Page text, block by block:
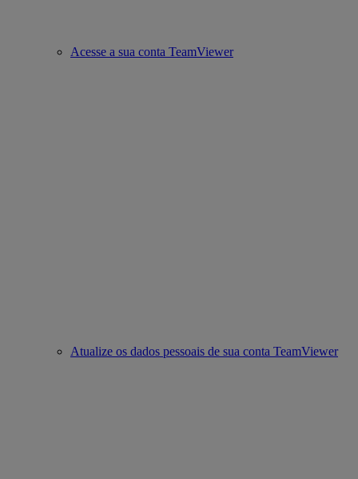
Acesse a sua conta TeamViewer
Atualize os dados pessoais de sua conta TeamViewer